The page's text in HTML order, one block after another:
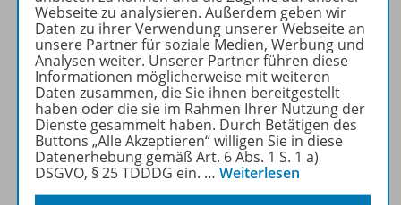
Informationen
Beschreibung
Weitere Inhalte der Ausgabe
Webseite zu analysieren. Außerdem geben wir
Daten zu ihrer Verwendung unserer Webseite an
unsere Partner für soziale Medien, Werbung und
Analysen weiter. Unserer Partner führen diese
Informationen möglicherweise mit weiteren
Daten zusammen, die Sie ihnen bereitgestellt
haben oder die sie im Rahmen Ihrer Nutzung der
Dienste gesammelt haben. Durch Betätigen des
Buttons „Alle Akzeptieren“ willigen Sie in diese
Datenerhebung gemäß Art. 6 Abs. 1 S. 1 a)
DSGVO, § 25 TDDDG ein. … Weiterlesen